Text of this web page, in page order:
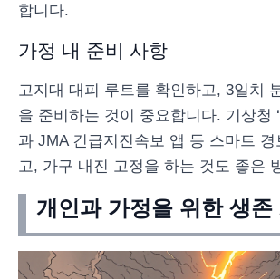
합니다.
가정 내 준비 사항
고지대 대피 루트를 확인하고, 3일치
을 준비하는 것이 중요합니다. 기상청
과 JMA 긴급지진속보 앱 등 스마트
고, 가구 내진 고정을 하는 것도 좋은
개인과 가정을 위한 생존